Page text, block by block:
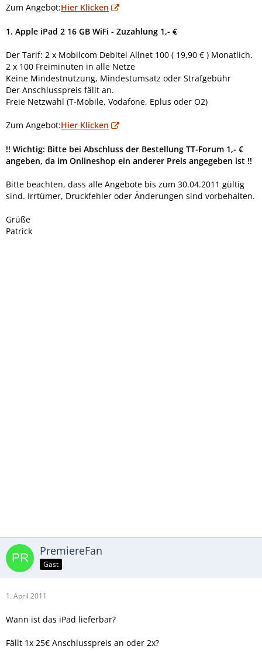
Zum Angebot:Hier Klicken
1. Apple iPad 2 16 GB WiFi - Zuzahlung 1,- €
Der Tarif: 2 x Mobilcom Debitel Allnet 100 ( 19,90 € ) Monatlich.
2 x 100 Freiminuten in alle Netze
Keine Mindestnutzung, Mindestumsatz oder Strafgebühr
Der Anschlusspreis fällt an.
Freie Netzwahl (T-Mobile, Vodafone, Eplus oder O2)
Zum Angebot:Hier Klicken
!! Wichtig: Bitte bei Abschluss der Bestellung TT-Forum 1,- €
angeben, da im Onlineshop ein anderer Preis angegeben ist !!
Bitte beachten, dass alle Angebote bis zum 30.04.2011 gültig
sind. Irrtümer, Druckfehler oder Änderungen sind vorbehalten.
Grüße
Patrick
PremiereFan
Gast
1. April 2011
Wann ist das iPad lieferbar?
Fällt 1x 25€ Anschlusspreis an oder 2x?